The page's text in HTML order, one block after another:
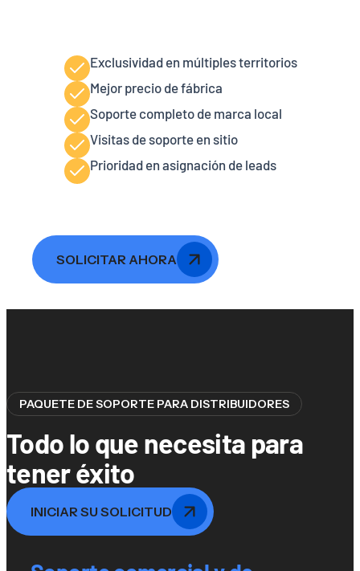
Exclusividad en múltiples territorios
Mejor precio de fábrica
Soporte completo de marca local
Visitas de soporte en sitio
Prioridad en asignación de leads
SOLICITAR AHORA
PAQUETE DE SOPORTE PARA DISTRIBUIDORES
Todo lo que necesita para
tener éxito
INICIAR SU SOLICITUD